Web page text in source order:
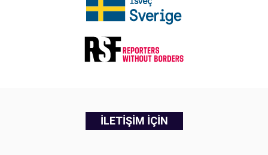
İLETİŞİM İÇİN